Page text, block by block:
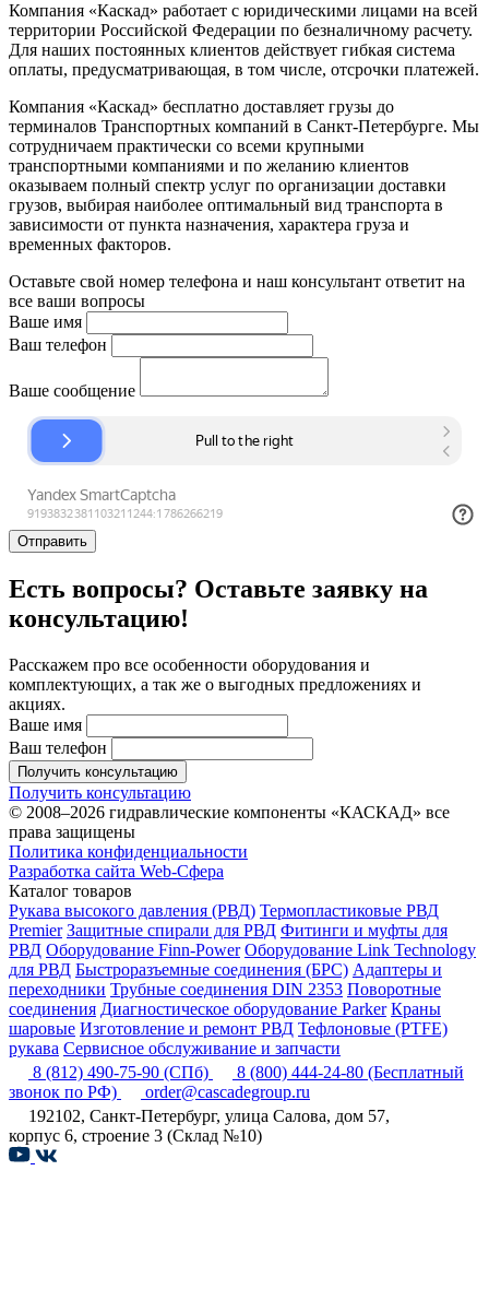
Компания «Каскад» работает с юридическими лицами на всей
территории Российской Федерации по безналичному расчету.
Для наших постоянных клиентов действует гибкая система
оплаты, предусматривающая, в том числе, отсрочки платежей.
Компания «Каскад» бесплатно доставляет грузы до
терминалов Транспортных компаний в Санкт-Петербурге. Мы
сотрудничаем практически со всеми крупными
транспортными компаниями и по желанию клиентов
оказываем полный спектр услуг по организации доставки
грузов, выбирая наиболее оптимальный вид транспорта в
зависимости от пункта назначения, характера груза и
временных факторов.
Оставьте свой номер телефона и наш консультант ответит на
все ваши вопросы
Ваше имя
Ваш телефон
Ваше сообщение
Отправить
Есть вопросы? Оставьте заявку на
консультацию!
Расскажем про все особенности оборудования и
комплектующих, а так же о выгодных предложениях и
акциях.
Ваше имя
Ваш телефон
Получить консультацию
Получить консультацию
© 2008–2026 гидравлические компоненты «КАСКАД» все
права защищены
Политика конфиденциальности
Разработка сайта Web-Сфера
Каталог товаров
Рукава высокого давления (РВД) Термопластиковые РВД
Premier Защитные спирали для РВД Фитинги и муфты для
РВД Оборудование Finn-Power Оборудование Link Technology
для РВД Быстроразъемные соединения (БРС) Адаптеры и
переходники Трубные соединения DIN 2353 Поворотные
соединения Диагностическое оборудование Parker Краны
шаровые Изготовление и ремонт РВД Тефлоновые (PTFE)
рукава Сервисное обслуживание и запчасти
8 (812) 490-75-90 (СПб) 8 (800) 444-24-80 (Бесплатный
звонок по РФ)
order@cascadegroup.ru
192102, Санкт-Петербург, улица Салова, дом 57,
корпус 6, строение 3 (Склад №10)